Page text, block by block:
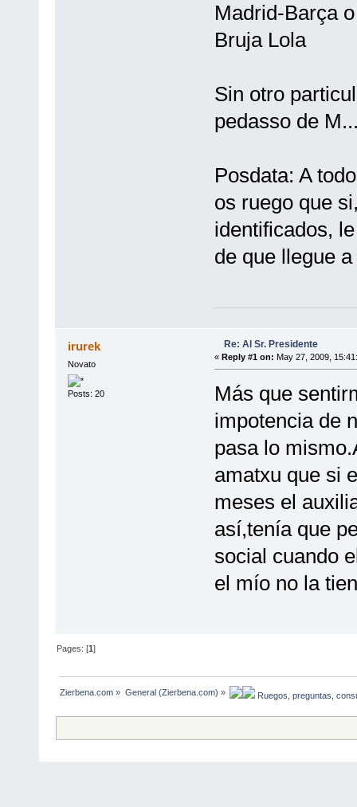
Madrid-Barça
Bruja Lola
Sin otro
pedasso de
Posdata: A
os ruego que
identificados,
de que llegue
irurek
Novato
Posts: 20
Re: Al Sr. Presidente
« Reply #1 on: May 27, 2009,
Más que
impotencia de
pasa lo
amatxu que si
meses el
así,tenía que
social cuando
el mío no la
Pages: [1]
Zierbena.com » General (Zierbena.com) » Ruegos, preguntas,